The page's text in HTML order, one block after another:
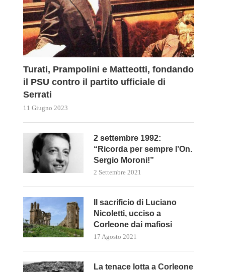
PRIME RICETTE DAL GOVERNO
MELONI PER IL CARO...
5 Novembre 2022
L’ARMA PIÙ POTENTE DI
CONTRO L’UE È...
27 Settembre 2022
Turati, Prampolini e Matteotti, fondando
il PSU contro il partito ufficiale di
Serrati
11 Giugno 2023
2 settembre 1992:
“Ricorda per sempre l’On.
Sergio Moroni!”
2 Settembre 2021
Il sacrificio di Luciano
Nicoletti, ucciso a
Corleone dai mafiosi
17 Agosto 2021
La tenace lotta a Corleone